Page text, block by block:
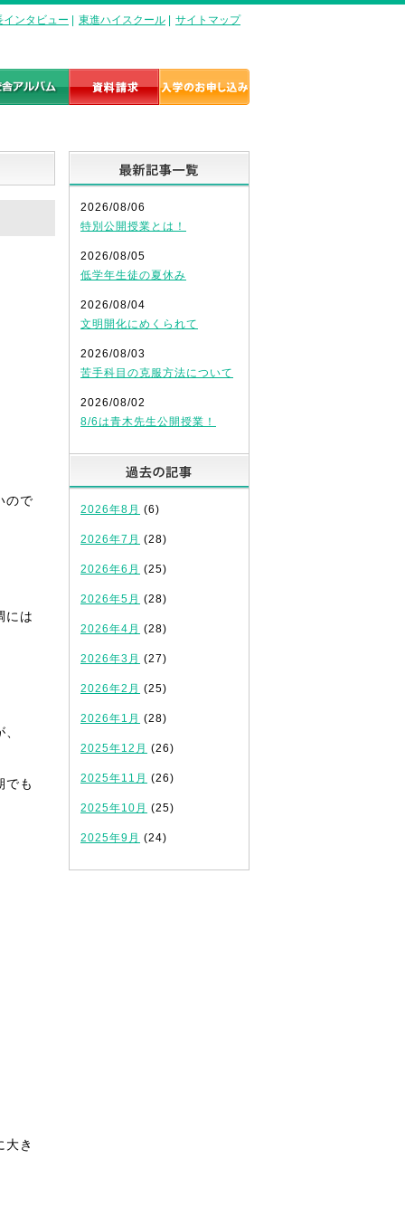
インタビュー 東進ハイスクール サイトマップ
ので
には
でも
大き
2026/08/06
特別公開授業とは！
2026/08/05
低学年生徒の夏休み
2026/08/04
文明開化にめくられて
2026/08/03
苦手科目の克服方法について
2026/08/02
8/6は青木先生公開授業！
2026年8月 (6)
2026年7月 (28)
2026年6月 (25)
2026年5月 (28)
2026年4月 (28)
2026年3月 (27)
2026年2月 (25)
2026年1月 (28)
2025年12月 (26)
2025年11月 (26)
2025年10月 (25)
2025年9月 (24)